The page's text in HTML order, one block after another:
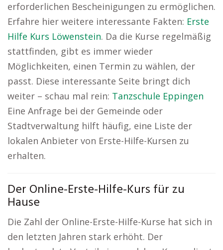
erforderlichen Bescheinigungen zu ermöglichen.
Erfahre hier weitere interessante Fakten: Erste
Hilfe Kurs Löwenstein. Da die Kurse regelmäßig
stattfinden, gibt es immer wieder
Möglichkeiten, einen Termin zu wählen, der
passt. Diese interessante Seite bringt dich
weiter – schau mal rein: Tanzschule Eppingen
Eine Anfrage bei der Gemeinde oder
Stadtverwaltung hilft häufig, eine Liste der
lokalen Anbieter von Erste-Hilfe-Kursen zu
erhalten.
Der Online-Erste-Hilfe-Kurs für zu
Hause
Die Zahl der Online-Erste-Hilfe-Kurse hat sich in
den letzten Jahren stark erhöht. Der